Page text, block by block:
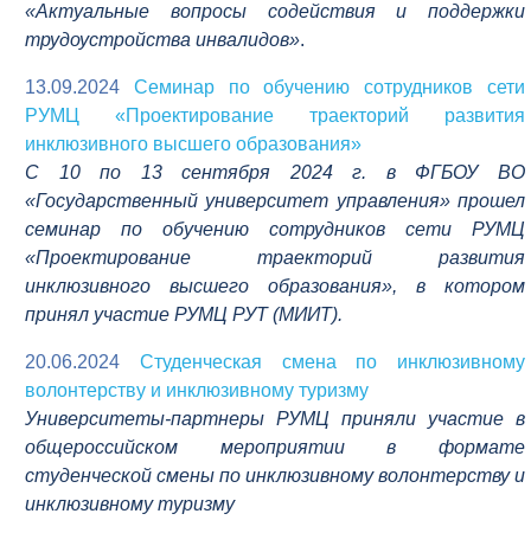
«Актуальные вопросы содействия и поддержки
трудоустройства инвалидов».
13.09.2024
Семинар по обучению сотрудников сети
РУМЦ «Проектирование траекторий развития
инклюзивного высшего образования»
С 10 по 13 сентября 2024 г. в ФГБОУ ВО
«Государственный университет управления» прошел
семинар по обучению сотрудников сети РУМЦ
«Проектирование траекторий развития
инклюзивного высшего образования», в котором
принял участие РУМЦ РУТ (МИИТ).
20.06.2024
Студенческая смена по инклюзивному
волонтерству и инклюзивному туризму
Университеты-партнеры РУМЦ приняли участие в
общероссийском мероприятии в формате
студенческой смены по инклюзивному волонтерству и
инклюзивному туризму